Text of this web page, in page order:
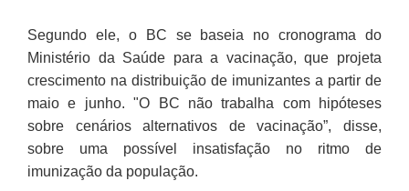
Segundo ele, o BC se baseia no cronograma do
Ministério da Saúde para a vacinação, que projeta
crescimento na distribuição de imunizantes a partir de
maio e junho. "O BC não trabalha com hipóteses
sobre cenários alternativos de vacinação”, disse,
sobre uma possível insatisfação no ritmo de
imunização da população.